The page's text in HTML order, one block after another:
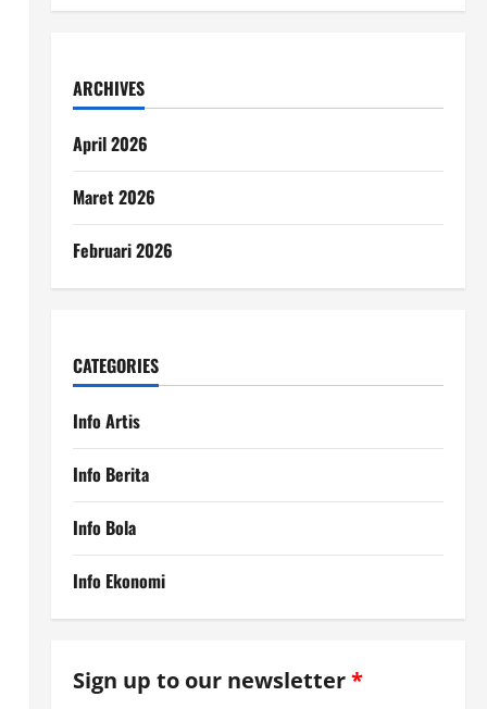
ARCHIVES
April 2026
Maret 2026
Februari 2026
CATEGORIES
Info Artis
Info Berita
Info Bola
Info Ekonomi
Sign up to our newsletter